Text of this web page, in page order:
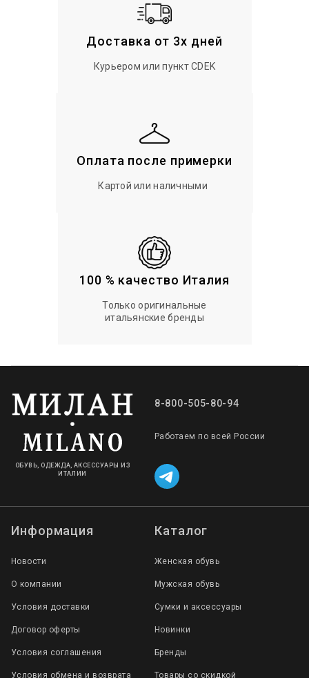
Доставка от 3х дней
Курьером или пункт CDEK
Оплата после примерки
Картой или наличными
100 % качество Италия
Только оригинальные
итальянские бренды
ОБУВЬ, ОДЕЖДА, АКСЕССУАРЫ ИЗ
ИТАЛИИ
8-800-505-80-94
Работаем по всей России
Информация
Новости
О компании
Условия доставки
Договор оферты
Условия соглашения
Условия обмена и возврата
Каталог
Женская обувь
Мужская обувь
Сумки и аксессуары
Новинки
Бренды
Товары со скидкой